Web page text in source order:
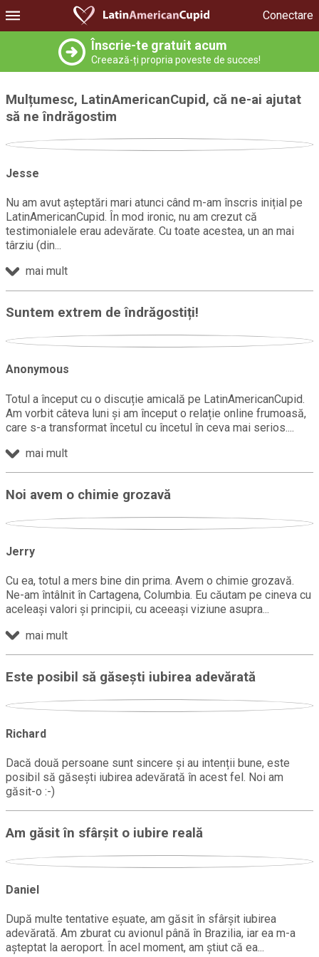
Conectare
Înscrie-te gratuit acum
Creează-ți propria poveste de succes!
Mulțumesc, LatinAmericanCupid, că ne-ai ajutat
să ne îndrăgostim
Jesse
Nu am avut așteptări mari atunci când m-am înscris inițial pe
LatinAmericanCupid. În mod ironic, nu am crezut că
testimonialele erau adevărate. Cu toate acestea, un an mai
târziu (din
mai mult
Suntem extrem de îndrăgostiți!
Anonymous
Totul a început cu o discuție amicală pe LatinAmericanCupid.
Am vorbit câteva luni și am început o relație online frumoasă,
care s-a transformat încetul cu încetul în ceva mai serios.
mai mult
Noi avem o chimie grozavă
Jerry
Cu ea, totul a mers bine din prima. Avem o chimie grozavă.
Ne-am întâlnit în Cartagena, Columbia. Eu căutam pe cineva cu
aceleași valori și principii, cu aceeași viziune asupra
mai mult
Este posibil să găsești iubirea adevărată
Richard
Dacă două persoane sunt sincere și au intenții bune, este
posibil să găsești iubirea adevărată în acest fel. Noi am
găsit-o :-)
Am găsit în sfârșit o iubire reală
Daniel
După multe tentative eșuate, am găsit în sfârșit iubirea
adevărată. Am zburat cu avionul până în Brazilia, iar ea m-a
așteptat la aeroport. În acel moment, am știut că ea